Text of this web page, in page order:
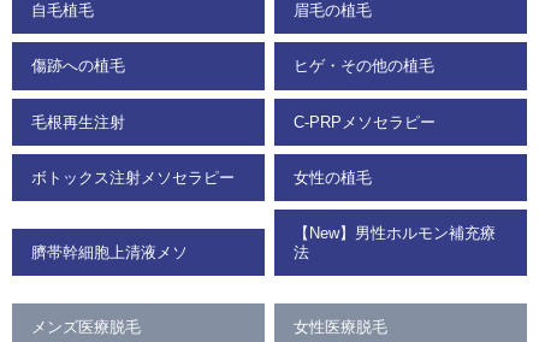
自毛植毛 眉毛の植毛
傷跡への植毛 ヒゲ・その他の植毛
毛根再生注射 C-PRPメソセラピー
ボトックス注射メソセラピー 女性の植毛
臍帯幹細胞上清液メソ
【New】男性ホルモン補充療
法
メンズ医療脱毛 女性医療脱毛